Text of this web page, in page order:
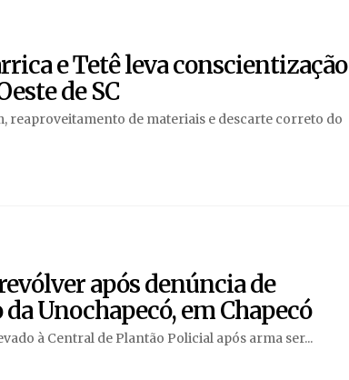
e Tetê leva conscientização
de SC
reaproveitamento de materiais e descarte correto do
após denúncia de
Unochapecó, em Chapecó
à Central de Plantão Policial após arma ser...